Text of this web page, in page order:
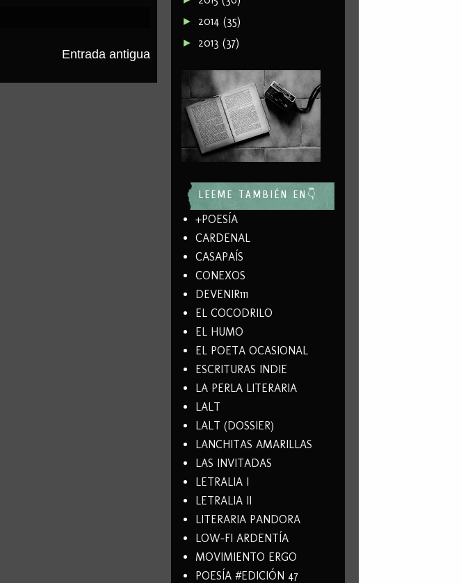
Entrada antigua
► 2014 (35)
► 2013 (37)
LEEME TAMBIÉN EN👇
+POESÍA
CARDENAL
CASAPAÍS
CONEXOS
DEVENIR111
EL COCODRILO
EL HUMO
EL POETA OCASIONAL
ESCRITURAS INDIE
LA PERLA LITERARIA
LALT
LALT (DOSSIER)
LANCHITAS AMARILLAS
LAS INVITADAS
LETRALIA I
LETRALIA II
LITERARIA PANDORA
LOW-FI ARDENTÍA
MOVIMIENTO ERGO
POESÍA #EDICIÓN 47